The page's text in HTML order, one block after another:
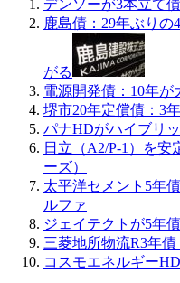
デンソーが3本立て
鹿島債：29年ぶりの
がる
電源開発債：10年が
堺市20年定償債：3
パナHDがハイブリ
日立（A2/P-1）を安
ーズ）
太平洋セメント5年
ルファ
ジェイテクトが5年
三菱地所物流R3年
コスモエネルギー